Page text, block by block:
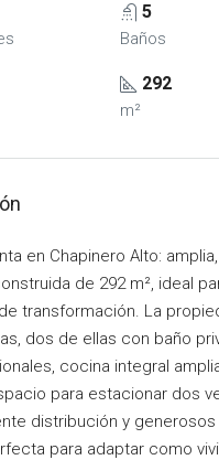
5
Baños
292
m²
en Chapinero Alto:
de 292 m², ideal
transformación. La
dos de ellas con baño
cocina integral
para estacionar dos
distribución y
para adaptar como